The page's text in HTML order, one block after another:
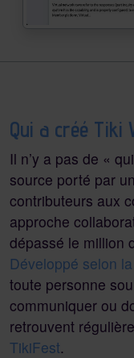
Qui a créé Tiki
Il n’y a pas de «
source porté par
contributeurs aux
approche
dépassé le million
Développé selon
toute personne
communiquer ou
retrouvent
TikiFest.